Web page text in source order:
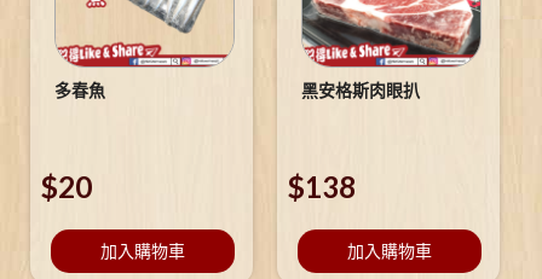
多春魚
$20
加入購物車
黑安格斯肉眼扒
$138
加入購物車